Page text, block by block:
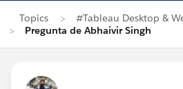
Topics
#Tableau Desktop &
Pregunta de Abhaivir Singh